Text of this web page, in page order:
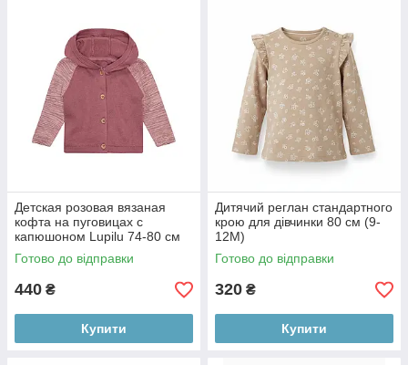
Детская розовая вязаная
кофта на пуговицах с
капюшоном Lupilu 74-80 см
(6-12М)
Готово до відправки
440 ₴
Купити
Дитячий реглан стандартного
крою для дівчинки 80 см (9-
12М)
Готово до відправки
320 ₴
Купити